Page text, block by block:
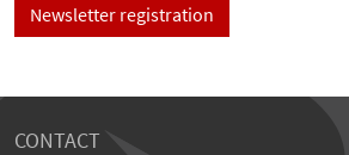
Newsletter registration
CONTACT